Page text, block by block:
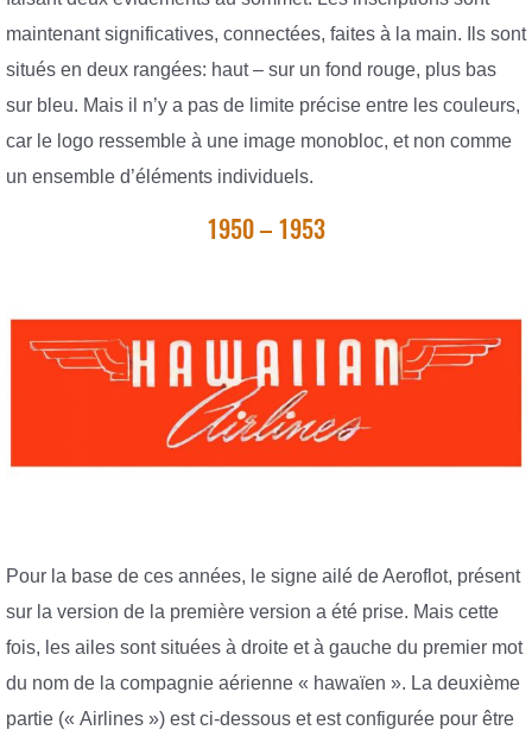
maintenant significatives, connectées, faites à la main. Ils sont
situés en deux rangées: haut – sur un fond rouge, plus bas
sur bleu. Mais il n’y a pas de limite précise entre les couleurs,
car le logo ressemble à une image monobloc, et non comme
un ensemble d’éléments individuels.
1950 – 1953
Pour la base de ces années, le signe ailé de Aeroflot, présent
sur la version de la première version a été prise. Mais cette
fois, les ailes sont situées à droite et à gauche du premier mot
du nom de la compagnie aérienne « hawaïen ». La deuxième
partie (« Airlines ») est ci-dessous et est configurée pour être